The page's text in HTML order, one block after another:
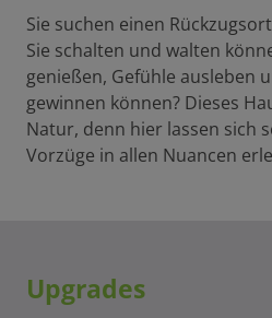
Sie suchen einen
Sie schalten und walten
genießen, Gefühle ausleben
gewinnen können? Dieses
Natur, denn hier lassen sich
Vorzüge in allen Nuancen
Upgrades